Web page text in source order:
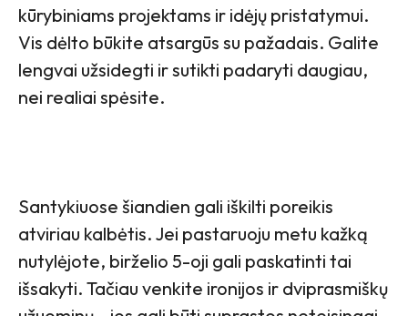
kūrybiniams projektams ir idėjų pristatymui.
Vis dėlto būkite atsargūs su pažadais. Galite
lengvai užsidegti ir sutikti padaryti daugiau,
nei realiai spėsite.
Santykiuose šiandien gali iškilti poreikis
atviriau kalbėtis. Jei pastaruoju metu kažką
nutylėjote, birželio 5-oji gali paskatinti tai
išsakyti. Tačiau venkite ironijos ir dviprasmiškų